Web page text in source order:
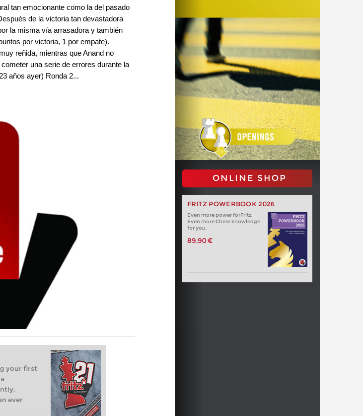
tan emocionante como la del pasado
de la victoria tan devastadora
la misma vía arrasadora y también
por victoria, 1 por empate).
reñida, mientras que Anand no
una serie de errores durante la
años ayer) Ronda 2...
your first
ever
ONLINE SHOP
FRITZ POWERBOOK 2026
Even more power forFritz.
Even more Chess knowledge
for you.
89,90 €